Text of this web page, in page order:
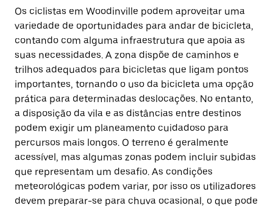
Os ciclistas em Woodinville podem aproveitar uma
variedade de oportunidades para andar de bicicleta,
contando com alguma infraestrutura que apoia as
suas necessidades. A zona dispõe de caminhos e
trilhos adequados para bicicletas que ligam pontos
importantes, tornando o uso da bicicleta uma opção
prática para determinadas deslocações. No entanto,
a disposição da vila e as distâncias entre destinos
podem exigir um planeamento cuidadoso para
percursos mais longos. O terreno é geralmente
acessível, mas algumas zonas podem incluir subidas
que representam um desafio. As condições
meteorológicas podem variar, por isso os utilizadores
devem preparar-se para chuva ocasional, o que pode